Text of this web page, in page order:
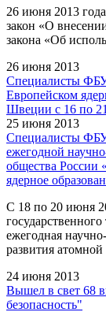
26 июня 2013
закон «О
закона «Об
26 июня 2013
Специалисты
Европейском
Швеции с 16 по
25 июня 2013
Специалисты
ежегодной
общества России
ядерное
С 18 по 20 июня
ежегодная
развития атомной
24 июня 2013
Вышел в свет 68
безопасность"